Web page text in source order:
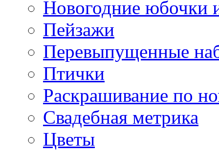
Новогодние юбочки
Пейзажи
Перевыпущенные
Птички
Раскрашивание по
Свадебная метрика
Цветы